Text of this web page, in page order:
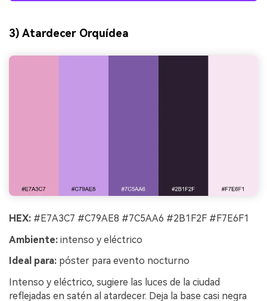
3) Atardecer Orquídea
HEX: #E7A3C7 #C79AE8 #7C5AA6 #2B1F2F #F7E6F1
Ambiente: intenso y eléctrico
Ideal para: póster para evento nocturno
Intenso y eléctrico, sugiere las luces de la ciudad
reflejadas en satén al atardecer. Deja la base casi negra